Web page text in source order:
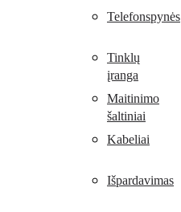
Telefonspynės
Tinklų
įranga
Maitinimo
šaltiniai
Kabeliai
Išpardavimas